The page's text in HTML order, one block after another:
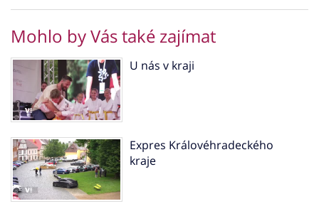
Mohlo by Vás také zajímat
U nás v kraji
Expres Královéhradeckého
kraje